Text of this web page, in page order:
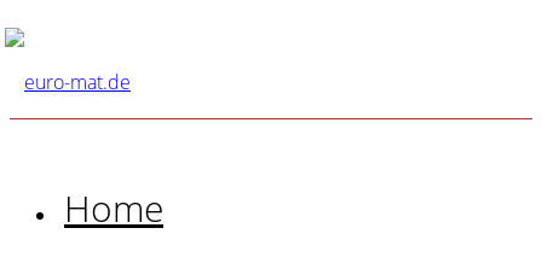
Home